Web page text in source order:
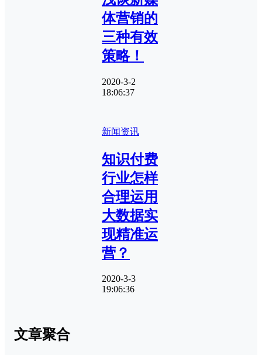
体营销的
三种有效
策略！
2020-3-2
18:06:37
新闻资讯
知识付费
行业怎样
合理运用
大数据实
现精准运
营？
2020-3-3
19:06:36
文章聚合